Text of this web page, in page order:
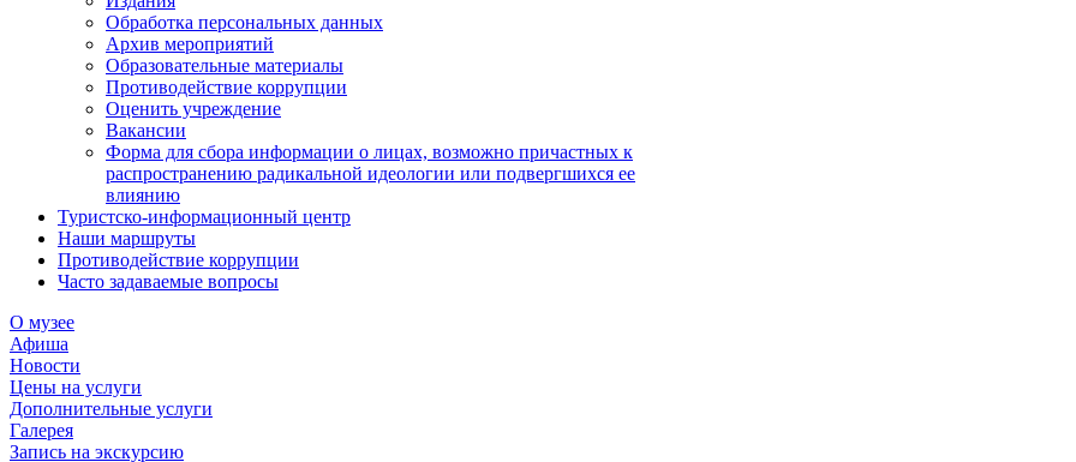
Обработка персональных данных
Архив мероприятий
Образовательные материалы
Противодействие коррупции
Оценить учреждение
Вакансии
Форма для сбора информации о лицах, возможно причастных к
распространению радикальной идеологии или подвергшихся ее
влиянию
Туристско-информационный центр
Наши маршруты
Противодействие коррупции
Часто задаваемые вопросы
О музее
Афиша
Новости
Цены на услуги
Дополнительные услуги
Галерея
Запись на экскурсию